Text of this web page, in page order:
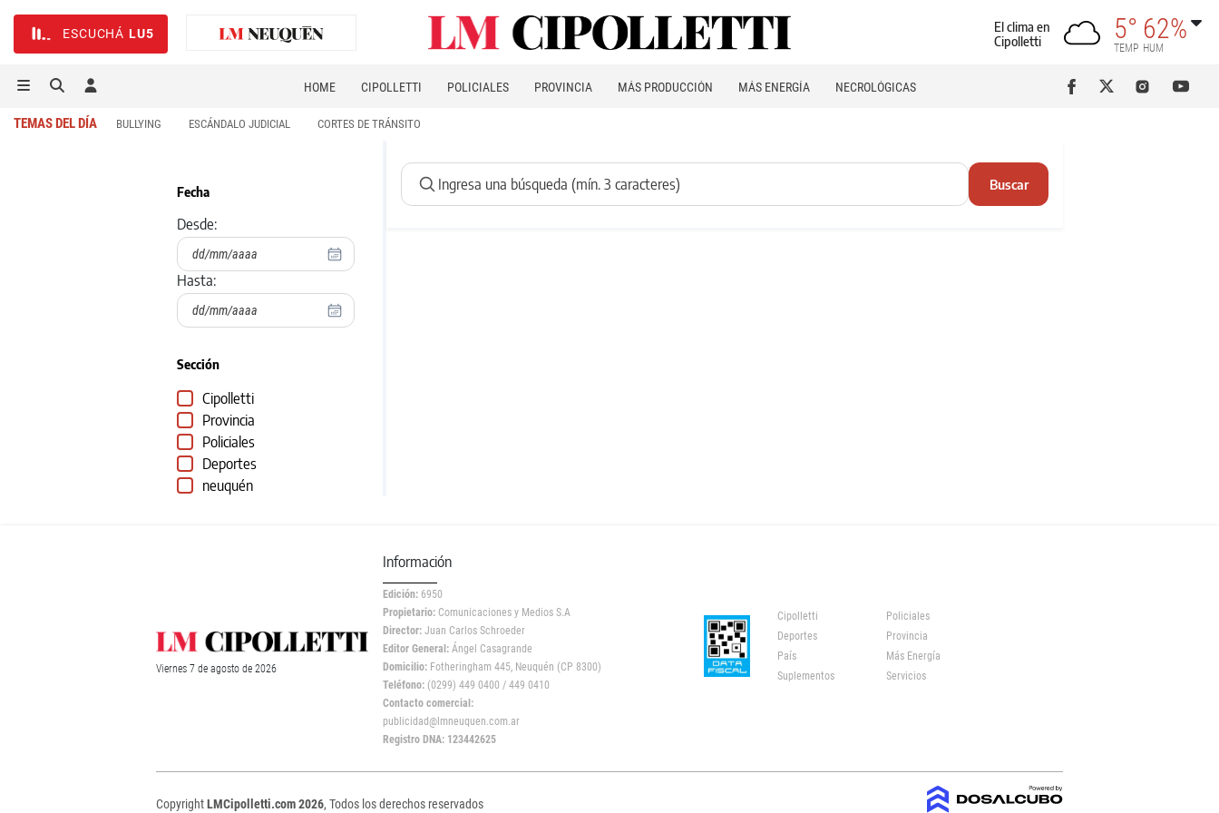
ESCUCHÁ LU5
El clima en
Cipolletti
5°
TEMP
62%
HUM
HOME CIPOLLETTI POLICIALES PROVINCIA MÁS PRODUCCIÓN MÁS ENERGÍA NECROLÓGICAS
TEMAS DEL DÍA BULLYING ESCÁNDALO JUDICIAL CORTES DE TRÁNSITO
Fecha
Desde:
Hasta:
Sección
Cipolletti
Provincia
Policiales
Deportes
neuquén
Buscar
Viernes 7 de agosto de 2026
Información
Edición: 6950
Propietario: Comunicaciones y Medios S.A
Director: Juan Carlos Schroeder
Editor General: Ángel Casagrande
Domicilio: Fotheringham 445, Neuquén (CP 8300)
Teléfono: (0299) 449 0400 / 449 0410
Contacto comercial:
publicidad@lmneuquen.com.ar
Registro DNA: 123442625
Cipolletti
Policiales
Deportes
Provincia
País
Más Energía
Suplementos
Servicios
CopyrightLMCipolletti.com 2026, Todos los derechos reservados